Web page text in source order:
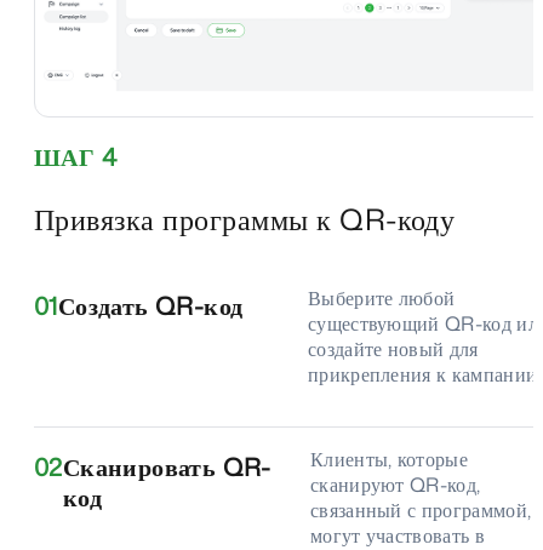
ШАГ 4
Привязка программы к QR-коду
01Создать QR-код
Выберите любой
существующий QR-код
создайте новый для
прикрепления к кампании.
02Сканировать QR-
код
Клиенты, которые
сканируют QR-код,
связанный с программой,
могут участвовать в